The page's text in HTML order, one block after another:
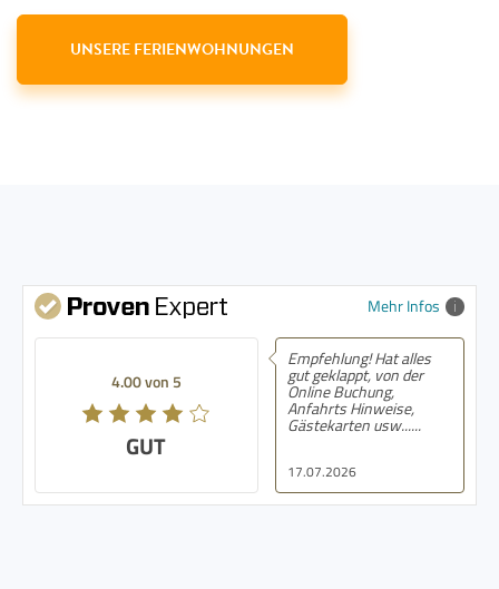
UNSERE FERIENWOHNUNGEN
Mehr Infos
4.00 von 5
GUT
17.07.2026
Empfehlung! Hat alles
gut geklappt, von der
Online Buchung,
Anfahrts Hinweise,
Gästekarten usw......